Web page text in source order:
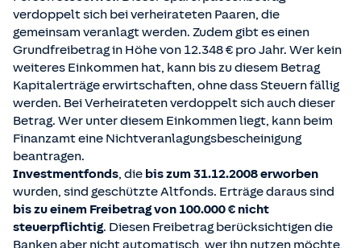
verdoppelt sich bei verheirateten Paaren, die
gemeinsam veranlagt werden. Zudem gibt es einen
Grundfreibetrag in Höhe von 12.348 € pro Jahr. Wer kein
weiteres Einkommen hat, kann bis zu diesem Betrag
Kapitalerträge erwirtschaften, ohne dass Steuern fällig
werden. Bei Verheirateten verdoppelt sich auch dieser
Betrag. Wer unter diesem Einkommen liegt, kann beim
Finanzamt eine Nichtveranlagungsbescheinigung
beantragen.
Investmentfonds, die bis zum 31.12.2008 erworben
wurden, sind geschützte Altfonds. Erträge daraus sind
bis zu einem Freibetrag von 100.000 € nicht
steuerpflichtig. Diesen Freibetrag berücksichtigen die
Banken aber nicht automatisch, wer ihn nutzen möchte,